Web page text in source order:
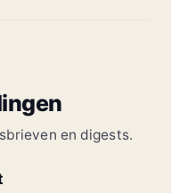
en digests.